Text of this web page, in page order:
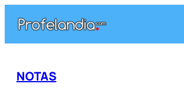
contenido
NOTAS